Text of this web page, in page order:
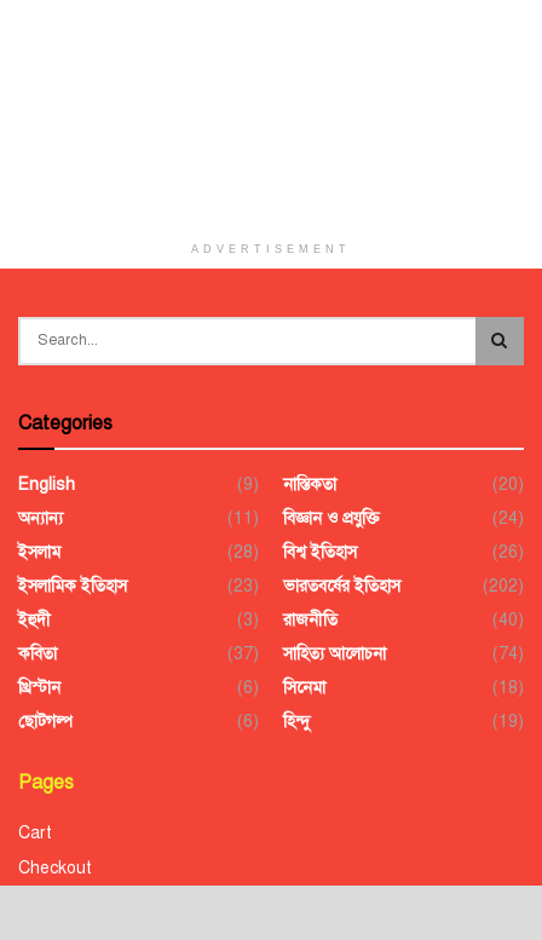
ADVERTISEMENT
Categories
English
(9)
অন্যান্য
(11)
ইসলাম
(28)
ইসলামিক ইতিহাস
(23)
ইহুদী
(3)
কবিতা
(37)
খ্রিস্টান
(6)
ছোটগল্প
(6)
নাস্তিকতা
(20)
বিজ্ঞান ও প্রযুক্তি
(24)
বিশ্ব ইতিহাস
(26)
ভারতবর্ষের ইতিহাস
(202)
রাজনীতি
(40)
সাহিত্য আলোচনা
(74)
সিনেমা
(18)
হিন্দু
(19)
Pages
Cart
Checkout